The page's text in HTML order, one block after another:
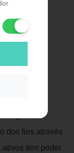
grafite,
dos fios através
tem poder